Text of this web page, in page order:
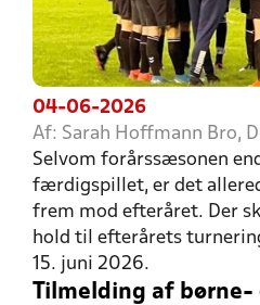
04-06-2026
Af: Sarah Hoffmann Bro,
Selvom forårssæsonen
færdigspillet, er det
frem mod efteråret. Der
hold til efterårets
15. juni 2026.
Tilmelding af